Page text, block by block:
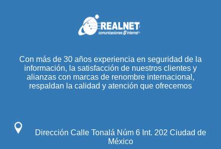
Con más de 30 años experiencia en seguridad de la
información, la satisfacción de nuestros clientes y
alianzas con marcas de renombre internacional,
respaldan la calidad y atención que ofrecemos
Dirección Calle Tonalá Núm 6 Int. 202 Ciudad de
México